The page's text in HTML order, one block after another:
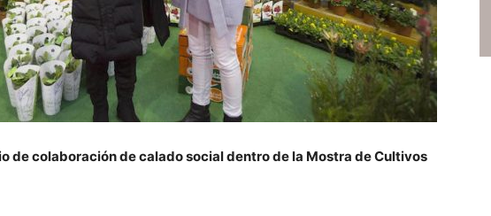
de colaboración de calado social dentro de la Mostra de Cultivos